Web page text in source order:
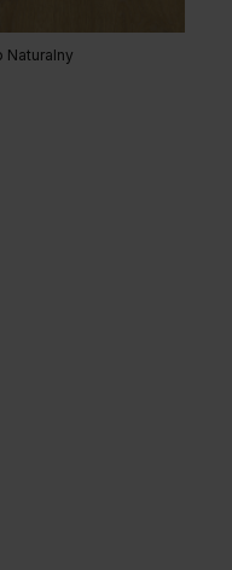
Naturalny